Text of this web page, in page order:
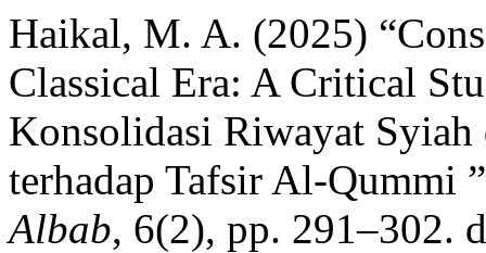
Haikal, M. A. (2025)
Classical Era: A Critical
Konsolidasi Riwayat
terhadap Tafsir Al-Qummi
Albab, 6(2), pp. 291–302.